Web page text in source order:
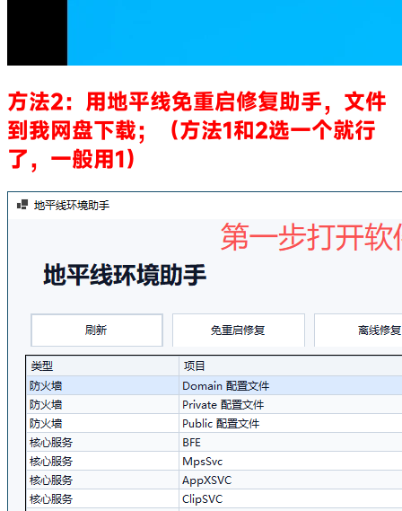
方法2：用地平线免重启修复助手，文件
到我网盘下载；（方法1和2选一个就行
了，一般用1）